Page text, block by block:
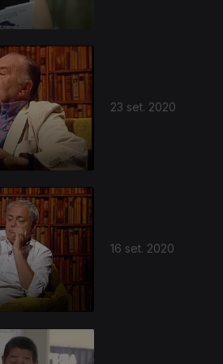
23 set. 2020
16 set. 2020